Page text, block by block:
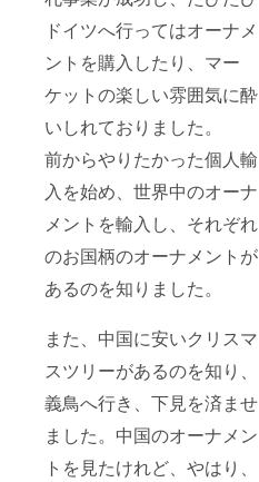
ドイツへ行ってはオーナメ
ントを購入したり、マー
ケットの楽しい雰囲気に酔
いしれておりました。
前からやりたかった個人輸
入を始め、世界中のオーナ
メントを輸入し、それぞれ
のお国柄のオーナメントが
あるのを知りました。
また、中国に安いクリスマ
スツリーがあるのを知り、
義鳥へ行き、下見を済ませ
ました。中国のオーナメン
トを見たけれど、やはり、